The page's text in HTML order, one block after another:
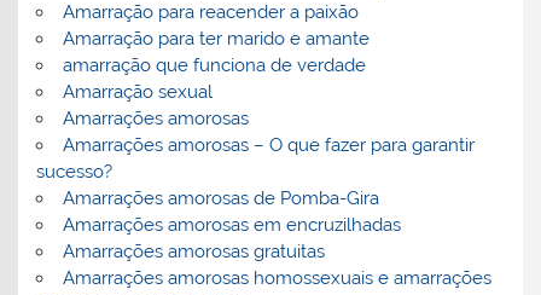
Amarração para reacender a paixão
Amarração para ter marido e amante
amarração que funciona de verdade
Amarração sexual
Amarrações amorosas
Amarrações amorosas – O que fazer para garantir
sucesso?
Amarrações amorosas de Pomba-Gira
Amarrações amorosas em encruzilhadas
Amarrações amorosas gratuitas
Amarrações amorosas homossexuais e amarrações